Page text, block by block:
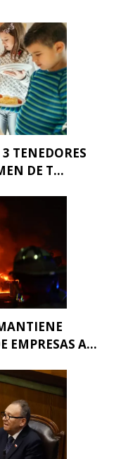
TENEDORES
DE T...
EMPRESAS A...